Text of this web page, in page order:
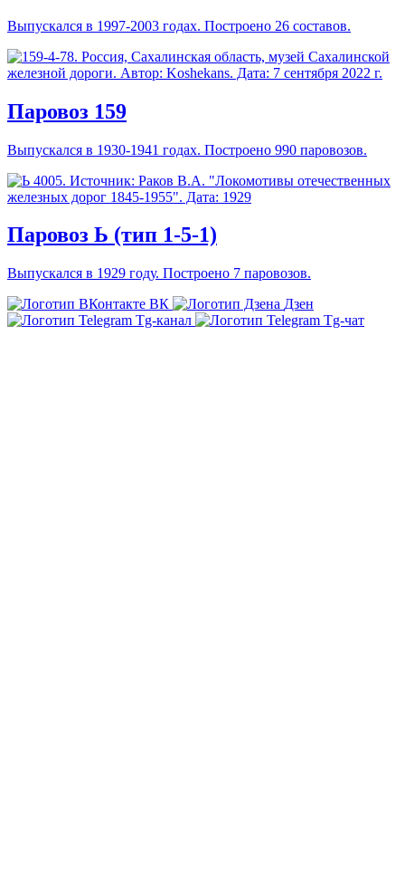
Выпускался в 1997-2003 годах. Построено 26 составов.
Паровоз 159
Выпускался в 1930-1941 годах. Построено 990 паровозов.
Паровоз Ь (тип 1-5-1)
Выпускался в 1929 году. Построено 7 паровозов.
ВК
Дзен
Tg-канал
Tg-чат